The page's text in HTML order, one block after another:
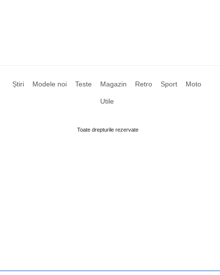
Știri Modele noi Teste Magazin Retro Sport Moto
Utile
Toate drepturile rezervate